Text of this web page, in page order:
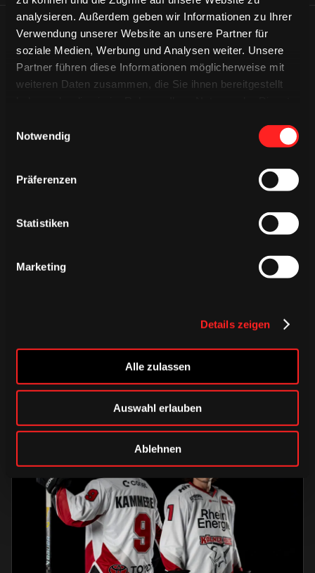
analysieren. Außerdem geben wir Informationen zu Ihrer
Verwendung unserer Website an unsere Partner für
soziale Medien, Werbung und Analysen weiter. Unsere
Partner führen diese Informationen möglicherweise mit
weiteren Daten zusammen, die Sie ihnen bereitgestellt
Notwendig
Präferenzen
Statistiken
Marketing
Details zeigen
Alle zulassen
Auswahl erlauben
Ablehnen
ÄHNLICHE NEWS
DONNERSTAG, 06. AUGUST 2026
Trainingsauftakt am Sonntag im